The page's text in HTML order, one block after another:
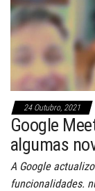
24 Outubro, 2021
Google
algumas
A Google
funcionalidades.